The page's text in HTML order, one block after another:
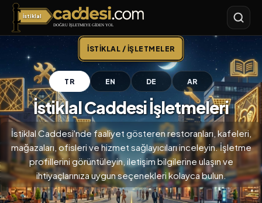
İstiklal
İstiklal Caddesi
İSTIKLAL / İŞLETMELER
TR EN DE AR
İstiklal Caddesi İşletmeleri
İstiklal Caddesi'nde faaliyet gösteren restoranları, kafeleri,
mağazaları, ofisleri ve hizmet sağlayıcıları inceleyin. İşletme
profillerini görüntüleyin, iletişim bilgilerine ulaşın ve
ihtiyaçlarınıza uygun seçenekleri kolayca bulun.